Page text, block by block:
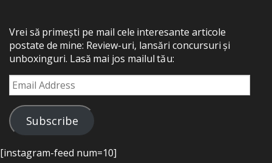
Vrei să primești pe mail cele interesante articole
postate de mine: Review-uri, lansări concursuri și
unboxinguri. Lasă mai jos mailul tău:
Email
Address
Subscribe
[instagram-feed num=10]